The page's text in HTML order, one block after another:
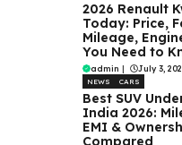
2026 Renault
Today: Price,
Mileage,
You Need to
admin | July 3,
NEWS CARS
Best SUV
India 2026:
EMI &
Compared